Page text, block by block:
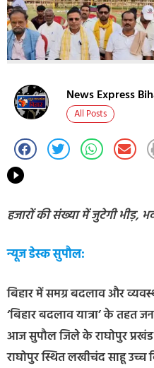
News Express
All Posts
हजारों की संख्या में जुटेगी भीड़,
न्यूज डेस्क सुपौल:
बिहार में समग्र बदलाव और
‘बिहार बदलाव यात्रा’ के तहत
आज सुपौल जिले के राघोपुर
राघोपुर स्थित लखीचंद साहू